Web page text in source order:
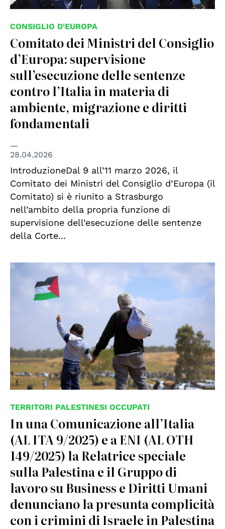
CONSIGLIO D'EUROPA
Comitato dei Ministri del Consiglio
d’Europa: supervisione
sull’esecuzione delle sentenze
contro l’Italia in materia di
ambiente, migrazione e diritti
fondamentali
28.04.2026
IntroduzioneDal 9 all’11 marzo 2026, il
Comitato dei Ministri del Consiglio d’Europa (il
Comitato) si è riunito a Strasburgo
nell’ambito della propria funzione di
supervisione dell’esecuzione delle sentenze
della Corte...
TERRITORI PALESTINESI OCCUPATI
In una Comunicazione all’Italia
(AL ITA 9/2025) e a ENI (AL OTH
149/2025) la Relatrice speciale
sulla Palestina e il Gruppo di
lavoro su Business e Diritti Umani
denunciano la presunta complicità
con i crimini di Israele in Palestina